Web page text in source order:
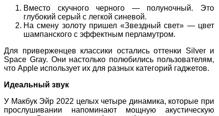
Вместо скучного черного — полуночный. Это
глубокий серый с легкой синевой.
На смену золоту пришел «Звездный свет» — цвет
шампанского с эффектным перламутром.
Для приверженцев классики остались оттенки Silver и
Space Gray. Они настолько полюбились пользователям,
что Apple использует их для разных категорий гаджетов.
Идеальный звук
У Макбук Эйр 2022 целых четыре динамика, которые при
прослушивании напоминают мощную акустическую